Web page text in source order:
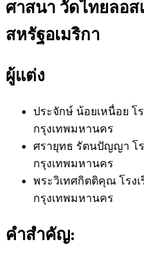
ศาสนา วัดไทยลอส
สหรัฐอเมริกา
ผู้แต่ง
ประจักษ์ น้อยเหนื่อย โ
กรุงเทพมหานคร
ศรายุทธ รัตนปัญญา โ
กรุงเทพมหานคร
พระวิเทศกิตติคุณ โรง
กรุงเทพมหานคร
คำสำคัญ: